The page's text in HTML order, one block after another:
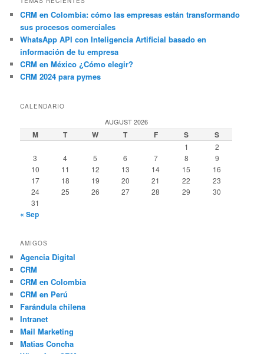
CRM en Colombia: cómo las empresas están transformando
sus procesos comerciales
WhatsApp API con Inteligencia Artificial basado en
información de tu empresa
CRM en México ¿Cómo elegir?
CRM 2024 para pymes
CALENDARIO
AUGUST 2026
M T W T F S S
1
2
3
4 5 6 7 8
9
10
11 12 13 14 15
16
17
18 19 20 21 22
23
24
25 26 27 28 29
30
31
« Sep
AMIGOS
Agencia Digital
CRM
CRM en Colombia
CRM en Perú
Farándula chilena
Intranet
Mail Marketing
Matias Concha